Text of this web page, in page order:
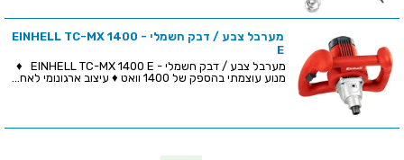
מערבל צבע / דבק חשמלי - EINHELL TC-MX 1400
E
מערבל צבע / דבק חשמלי - EINHELL TC-MX 1400 E ♦
מנוע עוצמתי בהספק של 1400 וואט ♦ עיצוב ארגונומי לאח...